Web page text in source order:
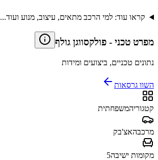
קראו עוד: למי הרכב מתאים, עיצוב, מנוע ועוד...
מפרט טכני - פולקסווגן גולף
נתונים טכניים, ביצועים ומידות
השוו גרסאות
קטגוריהמשפחתית
מרכבהאצ'בק
מקומות ישיבה5